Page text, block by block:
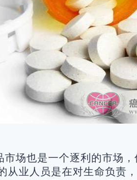
市场也是一个逐利的市场
从业人员是在对生命负责